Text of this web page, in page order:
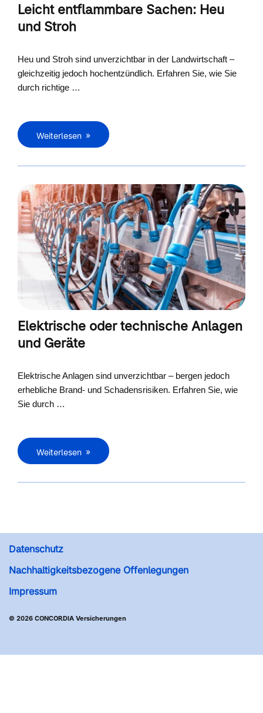
Leicht entflammbare Sachen: Heu
und Stroh
Heu und Stroh sind unverzichtbar in der Landwirtschaft –
gleichzeitig jedoch hochentzündlich. Erfahren Sie, wie Sie
durch richtige …
Weiterlesen
Elektrische oder technische Anlagen
und Geräte
Elektrische Anlagen sind unverzichtbar – bergen jedoch
erhebliche Brand- und Schadensrisiken. Erfahren Sie, wie
Sie durch …
Weiterlesen
Datenschutz
Nachhaltigkeitsbezogene Offenlegungen
Impressum
© 2026 CONCORDIA Versicherungen